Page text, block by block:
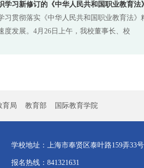
学习新修订的《中华人民共和国职业教育法》
习贯彻落实《中华人民共和国职业教育法
度发展。4月26日上午，我校董事长、校
育局 教育部 国际教育学院
学校地址：上海市奉贤区泰叶路159弄33号
报名热线：841321631